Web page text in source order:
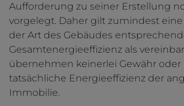
Aufforderung zu seiner Erstellung
vorgelegt. Daher gilt zumindest
der Art des Gebäudes
Gesamtenergieeffizienz als
übernehmen keinerlei Gewähr
tatsächliche Energieeffizienz der
Immobilie.